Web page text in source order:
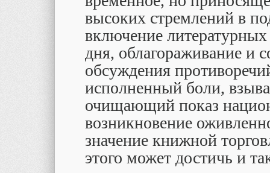
высоких стремлений в
включение
дня, облагораживание и
обсуждения
исполненный боли,
очищающий показ
возникновение
значение книжной
этого может достичь и